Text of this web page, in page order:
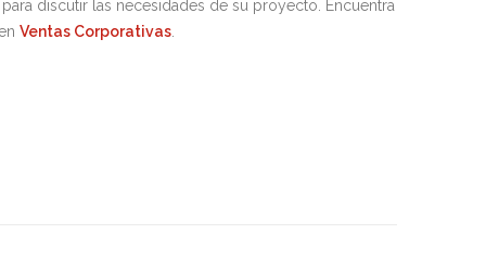
discutir las necesidades de su proyecto. Encuentra
Ventas Corporativas.